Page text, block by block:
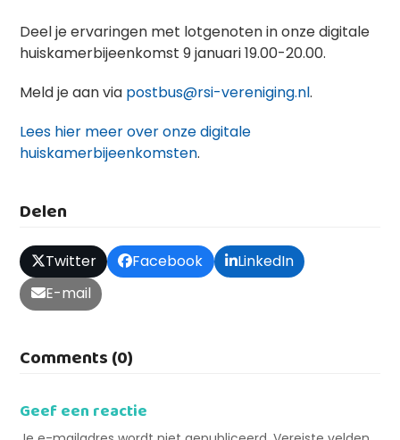
Deel je ervaringen met lotgenoten in onze digitale
huiskamerbijeenkomst 9 januari 19.00-20.00.
Meld je aan via postbus@rsi-vereniging.nl.
Lees hier meer over onze digitale
huiskamerbijeenkomsten.
Delen
Twitter Facebook
LinkedIn
E-mail
Comments (0)
Geef een reactie